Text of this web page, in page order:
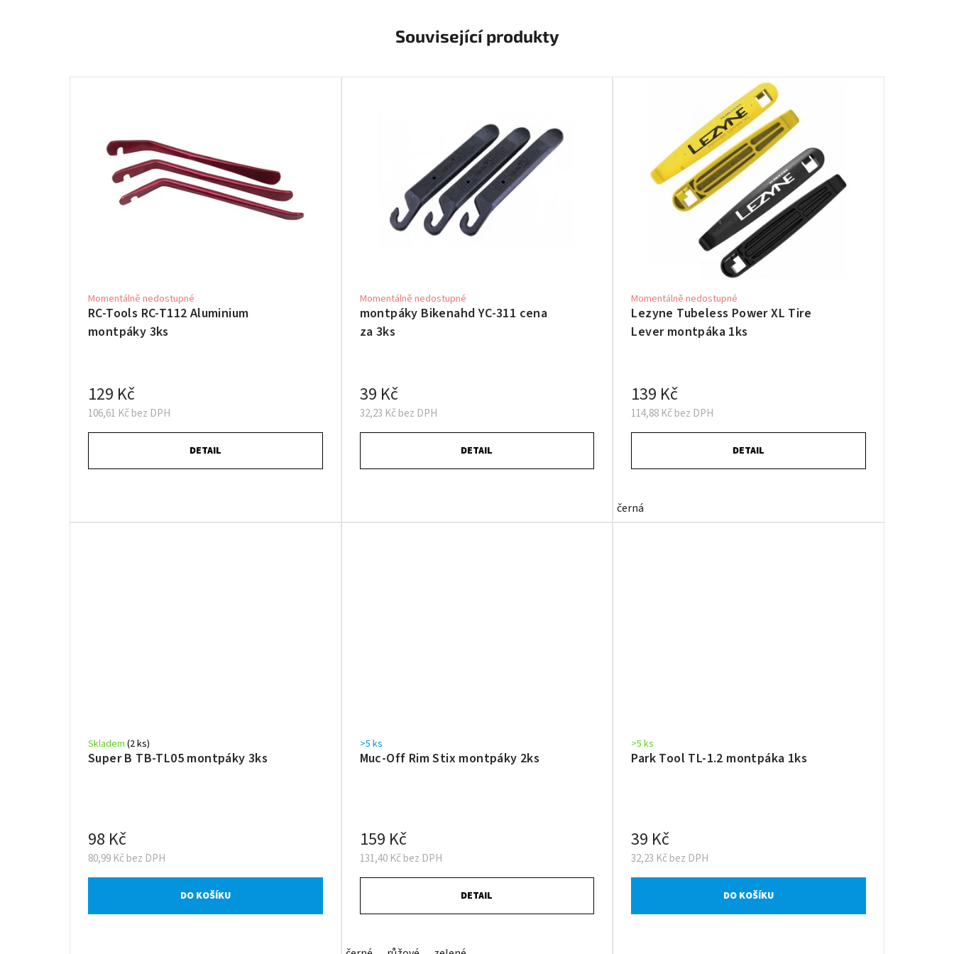
Související produkty
RC-Tools RC-T112 Aluminium
montpáky 3ks
Momentálně nedostupné
106,61 Kč bez DPH
129 Kč
DETAIL
montpáky Bikenahd YC-311 cena
za 3ks
Momentálně nedostupné
32,23 Kč bez DPH
39 Kč
DETAIL
Lezyne Tubeless Power XL Tire
Lever montpáka 1ks
Momentálně nedostupné
114,88 Kč bez DPH
139 Kč
DETAIL
černá
Super B TB-TL05 montpáky 3ks
Skladem (2 ks)
80,99 Kč bez DPH
98 Kč
DO KOŠÍKU
Muc-Off Rim Stix montpáky 2ks
>5 ks
131,40 Kč bez DPH
159 Kč
DETAIL
Park Tool TL-1.2 montpáka 1ks
>5 ks
32,23 Kč bez DPH
39 Kč
DO KOŠÍKU